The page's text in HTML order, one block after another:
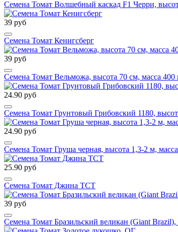
Семена Томат Волшебный каскад F1 Черри,
39 руб
Семена Томат Кенигсберг
39 руб
Семена Томат Вельможа, высота 70 см, масса 400
24.90 руб
Семена Томат Грунтовый Грибовский 1180,
24.90 руб
Семена Томат Груша черная, высота 1,3-2 м,
25.90 руб
Семена Томат Джина ТСТ
39 руб
Семена Томат Бразильский великан (Giant Brazil),